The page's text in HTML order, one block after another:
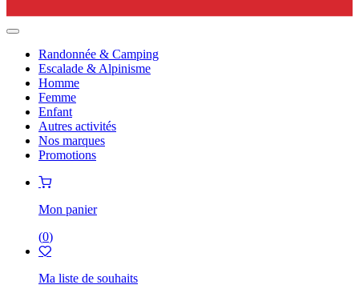
Randonnée & Camping
Escalade & Alpinisme
Homme
Femme
Enfant
Autres activités
Nos marques
Promotions
Mon panier
(0)
Ma liste de souhaits